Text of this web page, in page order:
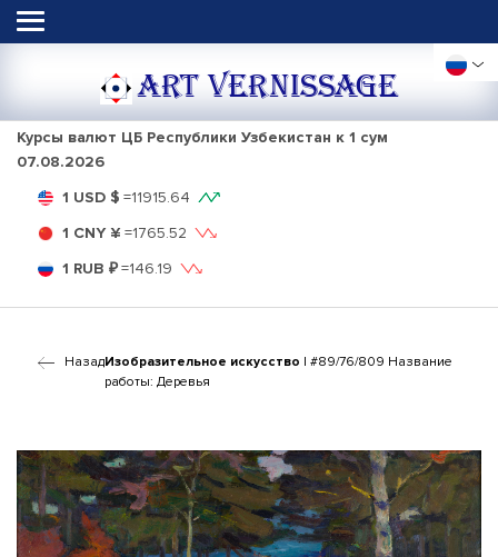
ART VERNISSAGE
Курсы валют ЦБ Республики Узбекистан к 1 сум
07.08.2026
1 USD $ =11915.64
1 CNY ¥ =1765.52
1 RUB ₽=146.19
НазадИзобразительное искусство | #89/76/809 Название
работы: Деревья